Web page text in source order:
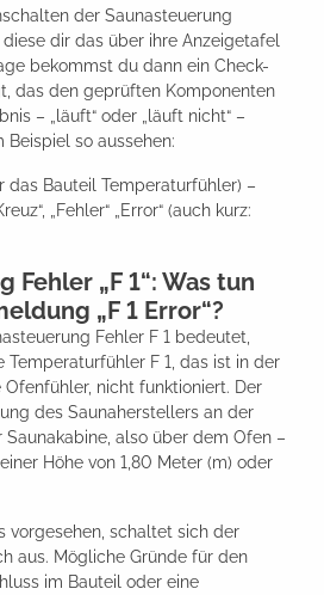
der Saunasteuerung
dir das über ihre Anzeigetafel
bekommst du dann ein Check-
das den geprüften Komponenten
– „läuft“ oder „läuft nicht“ –
Beispiel so aussehen:
das Bauteil Temperaturfühler) –
„Fehler“ „Error“ (auch kurz:
Fehler „F 1“: Was tun
„F 1 Error“?
Fehler F 1 bedeutet,
Temperaturfühler F 1, das ist in der
nicht funktioniert. Der
des Saunaherstellers an der
Saunakabine, also über dem Ofen –
Höhe von 1,80 Meter (m) oder
vorgesehen, schaltet sich der
aus. Mögliche Gründe für den
im Bauteil oder eine